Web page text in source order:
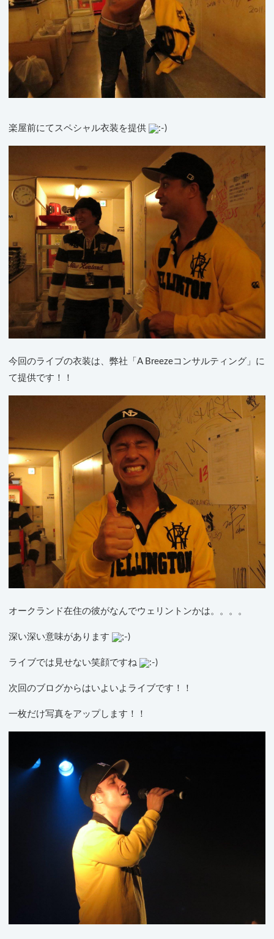
楽屋前にてスペシャル衣装を提供
今回のライブの衣装は、弊社「A Breezeコンサルティング」に
て提供です！！
オークランド在住の彼がなんでウェリントンかは。。。。
深い深い意味があります
ライブでは見せない笑顔ですね
次回のブログからはいよいよライブです！！
一枚だけ写真をアップします！！